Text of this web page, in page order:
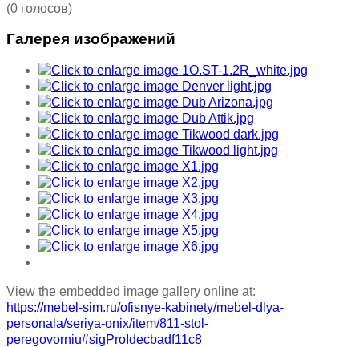
(0 голосов)
Галерея изображений
View the embedded image gallery online at:
https://mebel-sim.ru/ofisnye-kabinety/mebel-dlya-
personala/seriya-onix/item/811-stol-
peregovorniu#sigProIdecbadf11c8